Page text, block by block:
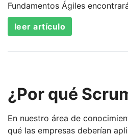
Fundamentos Ágiles
leer artículo
¿Por qué
En nuestro área de
qué las empresas deberían